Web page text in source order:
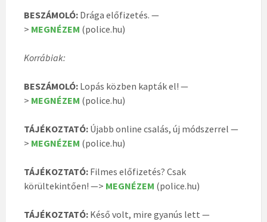
BESZÁMOLÓ: Drága előfizetés. —
> MEGNÉZEM (police.hu)
Korrábiak:
BESZÁMOLÓ: Lopás közben kapták el! —
> MEGNÉZEM (police.hu)
TÁJÉKOZTATÓ: Újabb online csalás, új módszerrel —
> MEGNÉZEM (police.hu)
TÁJÉKOZTATÓ: Filmes előfizetés? Csak
körültekintően! —> MEGNÉZEM (police.hu)
TÁJÉKOZTATÓ: Késő volt, mire gyanús lett —